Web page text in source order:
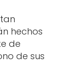
hechos
de
de sus